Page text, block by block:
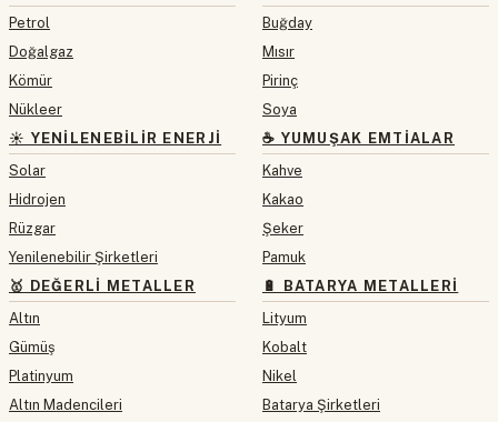
Petrol
Doğalgaz
Kömür
Nükleer
☀️ YENILENEBILIR ENERJI
Solar
Hidrojen
Rüzgar
Yenilenebilir Şirketleri
🥇 DEĞERLI METALLER
Altın
Gümüş
Platinyum
Altın Madencileri
Buğday
Mısır
Pirinç
Soya
☕ YUMUŞAK EMTIALAR
Kahve
Kakao
Şeker
Pamuk
🔋 BATARYA METALLERI
Lityum
Kobalt
Nikel
Batarya Şirketleri